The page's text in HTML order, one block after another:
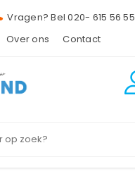
Vragen? Bel 020- 615 56 55
Over ons
Contact